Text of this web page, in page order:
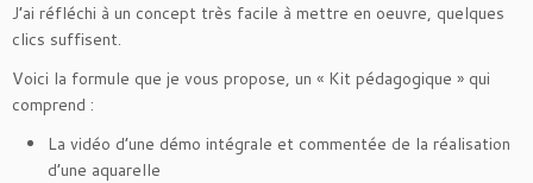
J’ai réfléchi à un concept très facile à mettre en oeuvre, quelques
clics suffisent.
Voici la formule que je vous propose, un « Kit pédagogique » qui
comprend :
La vidéo d’une démo intégrale et commentée de la réalisation
d’une aquarelle